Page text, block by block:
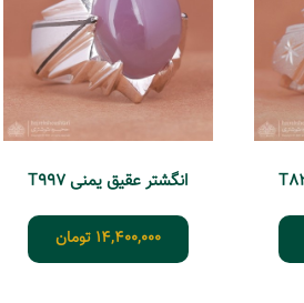
انگشتر عقیق یمنی T997
14,400,000 تومان